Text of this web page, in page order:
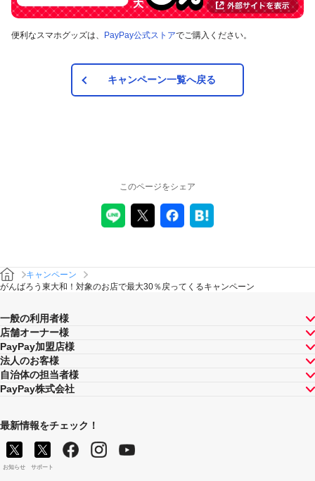
対象の支払方法
本キャンペーンの対象のお支払方法は、PayPay残高、ヤフー
法は対象外です。また、オンラインでのお支払いはPayPayピ
ックアップのみ対象で、それ以外は対象外です。
が同時開催する他の総付キャンペーンの中で、付与され
るPayPayボーナスの額が最大となるものが適用されま
す。PayPay株式会社が指定する場合を除き、それらが重
複適用されることはありません。
ときにはそれらも適用されますが、1回のお支払いについ
てのPayPayボーナスの付与率は、合計で支払額の66.5％
る場合は、本キャンペーンによる付与分が縮減されま
す）。ただし、上記上限は、マイナポイント付与期間中
（2020年9月1日～2021年9月30日）のお支払いに適用さ
れるものであり、2021年10月1日以降は変更予定です。
キャンペーン内容および適用条件を予告なく変更する場
合や、キャンペーン自体を予告なく中止する場合があり
ます。
場合は、本キャンペーンの対象とはなりませんのでご注
ドでのお支払いはキャンペーン対象外です。
対象のお支払方法にてお支払いいただいた際に、仮に本
便利なスマホグッズは、 PayPay公式ストアでご購入ください。
キャンペーン一覧へ戻る
このページをシェア
キャンペーン
がんばろう東大和！対象のお店で最大30％戻ってくるキャンペーン
一般の利用者様
店舗オーナー様
PayPay加盟店様
法人のお客様
自治体の担当者様
PayPay株式会社
最新情報をチェック！
お知らせ サポート